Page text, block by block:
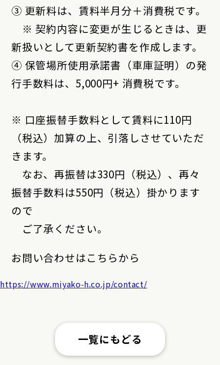
③ 更新料は、賃料半月分＋消費税です。
※ 契約内容に変更が生じるときは、更
新扱いとして更新契約書を作成します。
④ 保管場所使用承諾書（車庫証明）の発
行手数料は、5,000円+ 消費税です。
※ 口座振替手数料として賃料に110円
（税込）加算の上、引落しさせていただ
きます。
なお、再振替は330円（税込）、再々
振替手数料は550円（税込）掛かります
ので
ご了承ください。
お問い合わせはこちらから
https://www.miyako-h.co.jp/contact/
一覧にもどる